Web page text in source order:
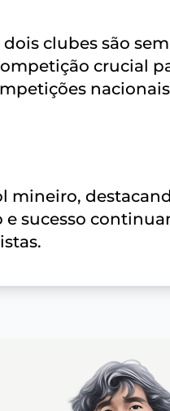
clubes são
crucial
mineiro,
e sucesso